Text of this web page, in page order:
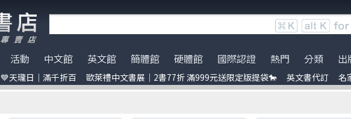
門市營業客服時間調整 到店取貨新功能上
活動
歐萊禮中文書展｜2書77折 滿999元送限定
服務｜代訂英文書
中文館 英文館 簡體館 硬體館 國際認證
熱門
ChatGPT Python
分類
Data Science 電子電路電機類
出
旗標 全華圖書
特價書籍 暢銷外文書
💙天瓏日｜滿千折百 歐萊禮中文書展｜2書77折 滿999元送限定版提袋🐎 英文書代訂 名